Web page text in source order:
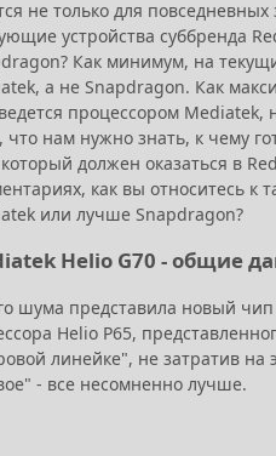
не только для
устройства суббренда
Как минимум, на
а не Snapdragon. Как
процессором Mediatek,
что нам нужно знать, к чему
который должен оказаться в
как вы относитесь к
или лучше Snapdragon?
Helio G70 - общие
шума представила новый
Helio P65,
линейке", не затратив на
- все несомненно лучше.